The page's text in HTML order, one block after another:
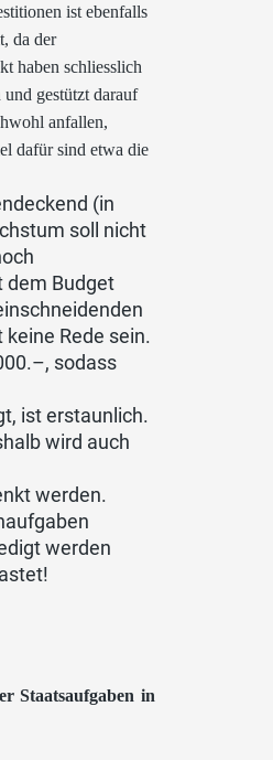
ist ebenfalls
da der
haben schliesslich
gestützt darauf
anfallen,
dafür sind etwa die
(in
soll nicht
dem Budget
Rede sein.
sodass
ist erstaunlich.
wird auch
werden.
werden
Staatsaufgaben in